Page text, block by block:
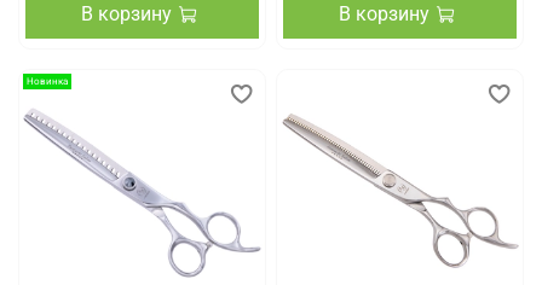
В корзину В корзину
Новинка